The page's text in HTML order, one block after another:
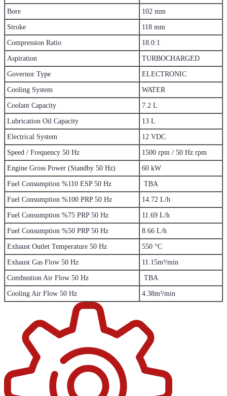
Bore 102 mm
Stroke 118 mm
Compression Ratio 18.0:1
Aspiration TURBOCHARGED
Governor Type ELECTRONIC
Cooling System WATER
Coolant Capacity 7.2 L
Lubrication Oil Capacity 13 L
Electrical System 12 VDC
Speed / Frequency 50 Hz 1500 rpm / 50 Hz rpm
Engine Gross Power (Standby 50 Hz) 60 kW
Fuel Consumption %110 ESP 50 Hz TBA
Fuel Consumption %100 PRP 50 Hz 14.72 L/h
Fuel Consumption %75 PRP 50 Hz 11.69 L/h
Fuel Consumption %50 PRP 50 Hz 8.66 L/h
Exhaust Outlet Temperature 50 Hz 550 °C
Exhaust Gas Flow 50 Hz 11.15m³/min
Combustion Air Flow 50 Hz TBA
Cooling Air Flow 50 Hz 4.38m³/min